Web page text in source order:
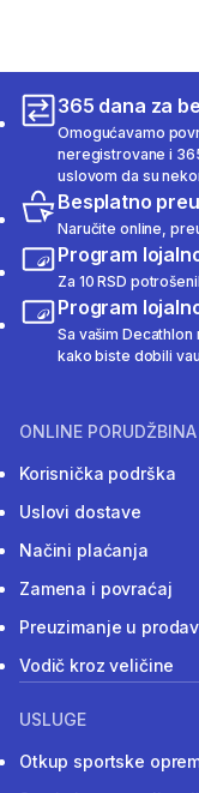
365 dana za
Omogućavamo
neregistrovane i
uslovom da su
Besplatno
Naručite online,
Program
Za 10 RSD
Program
Sa vašim
kako biste dobili
ONLINE PORUDŽBINA
Korisnička podrška
Uslovi dostave
Načini plaćanja
Zamena i povraćaj
Preuzimanje u
Vodič kroz veličine
USLUGE
Otkup sportske